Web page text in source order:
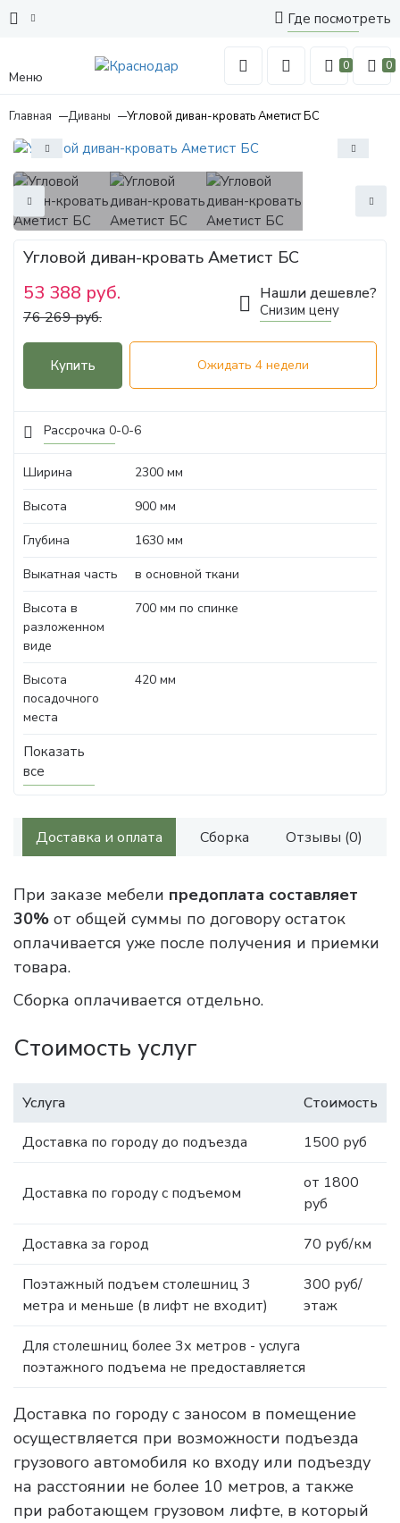
Где посмотреть
Меню
0 0
Главная Диваны Угловой диван-кровать Аметист БС
Рассрочка 0-0-6
Угловой диван-кровать Аметист БС
53 388 руб.
76 269 руб.
Нашли дешевле?
Снизим цену
Купить Ожидать 4 недели
Ширина
2300 мм
Высота
900 мм
Глубина
1630 мм
Выкатная часть
в основной ткани
Высота в
разложенном
виде
700 мм по спинке
Высота
посадочного
места
420 мм
Показать
все
Доставка и оплата Сборка Отзывы (0)
При заказе мебели предоплата составляет
30% от общей суммы по договору остаток
оплачивается уже после получения и приемки
товара.
Сборка оплачивается отдельно.
Стоимость услуг
Услуга
Стоимость
Доставка по городу до подъезда
1500 руб
Доставка по городу с подъемом
от 1800
руб
Доставка за город 70 руб/км
Поэтажный подъем столешниц 3
метра и меньше (в лифт не входит)
300 руб/
этаж
Для столешниц более 3х метров - услуга
поэтажного подъема не предоставляется
Доставка по городу с заносом в помещение
осуществляется при возможности подъезда
грузового автомобиля ко входу или подъезду
на расстоянии не более 10 метров, а также
при работающем грузовом лифте, в который